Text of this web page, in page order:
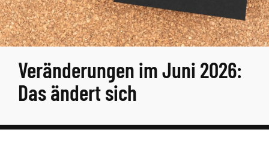
Veränderungen im Juni 2026:
Das ändert sich